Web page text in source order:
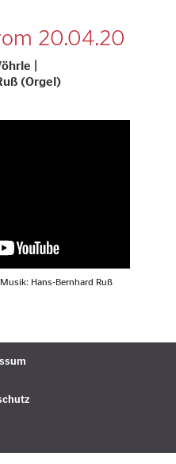
20.04.20
|
(Orgel)
Hans-Bernhard Ruß